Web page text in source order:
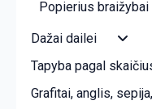
Popierius braižybai
Dažai dailei
Tapyba pagal
Grafitai, anglis,